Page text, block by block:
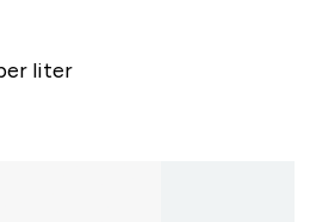
liter